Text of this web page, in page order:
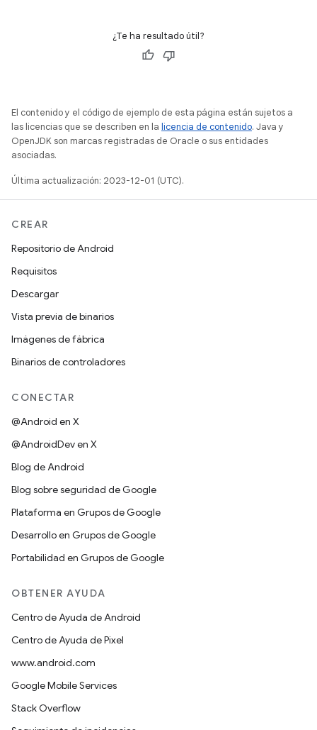
¿Te ha resultado útil?
El contenido y el código de ejemplo de esta página están sujetos a
las licencias que se describen en la licencia de contenido. Java y
OpenJDK son marcas registradas de Oracle o sus entidades
asociadas.
Última actualización: 2023-12-01 (UTC).
CREAR
Repositorio de Android
Requisitos
Descargar
Vista previa de binarios
Imágenes de fábrica
Binarios de controladores
CONECTAR
@Android en X
@AndroidDev en X
Blog de Android
Blog sobre seguridad de Google
Plataforma en Grupos de Google
Desarrollo en Grupos de Google
Portabilidad en Grupos de Google
OBTENER AYUDA
Centro de Ayuda de Android
Centro de Ayuda de Pixel
www.android.com
Google Mobile Services
Stack Overflow